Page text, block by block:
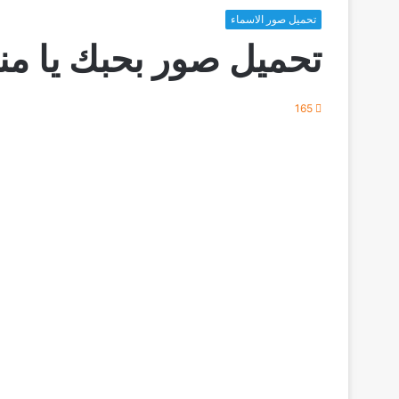
تحميل صور الاسماء
تحميل صور بحبك يا
165